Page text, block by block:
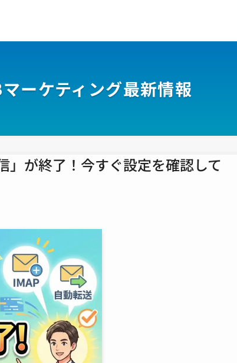
ーケティング最新情報
」が終了！今すぐ設定を確認して